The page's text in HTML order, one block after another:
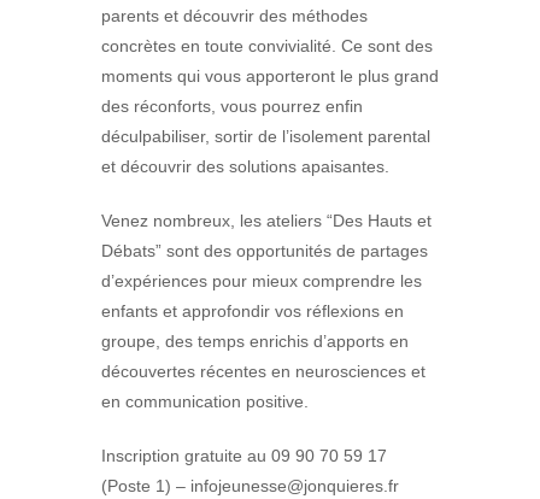
parents et découvrir des méthodes
concrètes en toute convivialité. Ce sont des
moments qui vous apporteront le plus grand
des réconforts, vous pourrez enfin
déculpabiliser, sortir de l’isolement parental
et découvrir des solutions apaisantes.
Venez nombreux, les ateliers “Des Hauts et
Débats” sont des opportunités de partages
d’expériences pour mieux comprendre les
enfants et approfondir vos réflexions en
groupe, des temps enrichis d’apports en
découvertes récentes en neurosciences et
en communication positive.
Inscription gratuite au 09 90 70 59 17
(Poste 1) – infojeunesse@jonquieres.fr